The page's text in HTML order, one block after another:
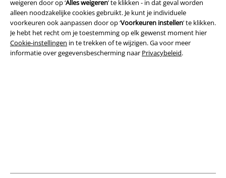
weigeren door op ‘Alles weigeren’ te klikken - in dat geval worden
alleen noodzakelijke cookies gebruikt. Je kunt je individuele
voorkeuren ook aanpassen door op ‘Voorkeuren instellen’ te klikken.
Je hebt het recht om je toestemming op elk gewenst moment hier
Cookie-instellingen in te trekken of te wijzigen. Ga voor meer
informatie over gegevensbescherming naar Privacybeleid.
Legal
Algemene Voorwaarden
Bedrijfsgegevens